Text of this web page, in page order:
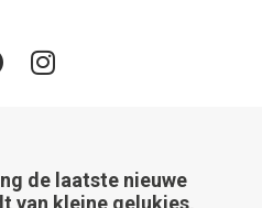
de laatste nieuwe
van kleine gelukjes,